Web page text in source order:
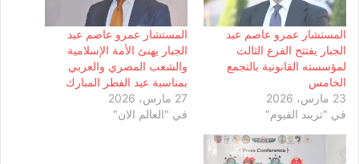
المستشار عمرو عاصم عبد
الجبار يفتتح الفرع الثالث
لمؤسسته القانونية بالتجمع
الخامس
23 مارس، 2026
في "تريند الفيوم"
المستشار عمرو عاصم عبد
الجبار يهنئ الأمة الإسلامية
والشعب المصري والعربي
بمناسبة عيد الفطر المبارك
27 مارس، 2026
في "العالم الان"